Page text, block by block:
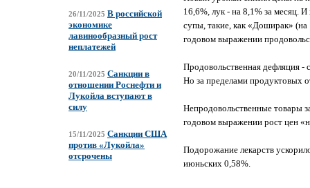
26/11/2025 В российской
экономике
лавинообразный рост
неплатежей
20/11/2025 Санкции в
отношении Роснефти и
Лукойла вступают в
силу
15/11/2025 Санкции США
против «Лукойла»
отсрочены
16,6%, лук - на 8,1% за месяц.
супы, такие, как «Доширак» (на
годовом выражении
Продовольственная дефляция -
Но за пределами продуктовых
Непродовольственные товары
годовом выражении рост цен
Подорожание лекарств
июньских 0,58%.